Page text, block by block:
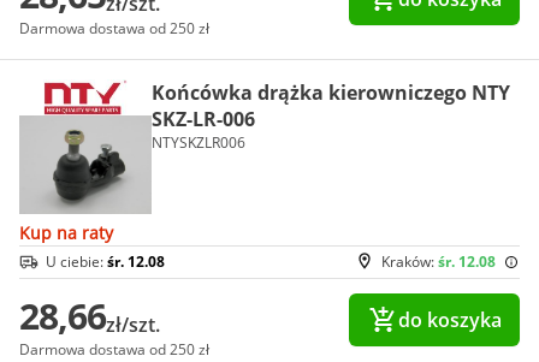
Darmowa dostawa od 250 zł
Końcówka drążka kierowniczego NTY
SKZ-LR-006
NTYSKZLR006
Kup na raty
Kraków:śr. 12.08
U ciebie:śr. 12.08
28,66zł/szt.
Darmowa dostawa od 250 zł
do koszyka